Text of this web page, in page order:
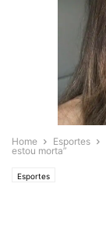
Home Esportes
estou morta”
Esportes